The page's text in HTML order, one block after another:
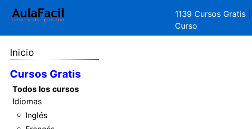
1139 Cursos Gratis
Curso
Inicio
Cursos Gratis
Todos los cursos
Idiomas
Inglés